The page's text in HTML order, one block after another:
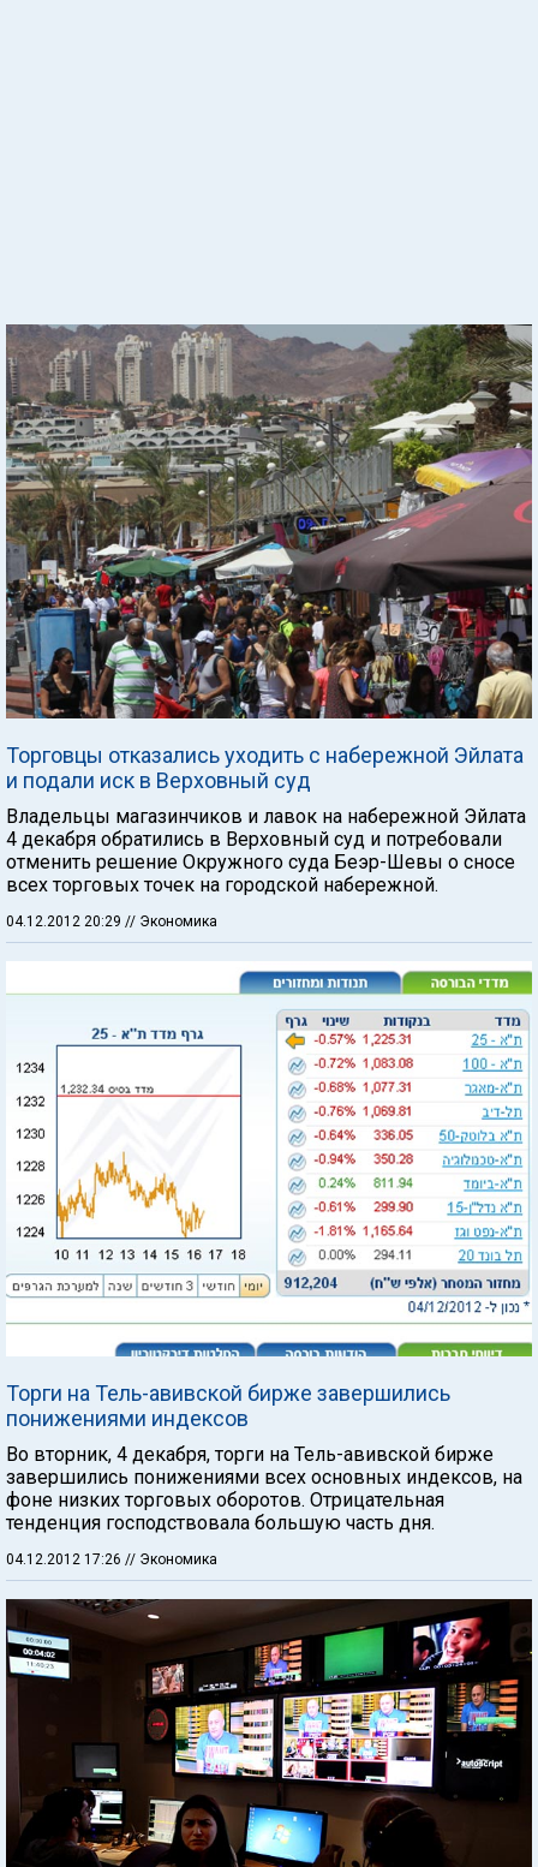
Торговцы отказались уходить с набережной Эйлата
и подали иск в Верховный суд
Владельцы магазинчиков и лавок на набережной Эйлата
4 декабря обратились в Верховный суд и потребовали
отменить решение Окружного суда Беэр-Шевы о сносе
всех торговых точек на городской набережной.
04.12.2012 20:29 // Экономика
Торги на Тель-авивской бирже завершились
понижениями индексов
Во вторник, 4 декабря, торги на Тель-авивской бирже
завершились понижениями всех основных индексов, на
фоне низких торговых оборотов. Отрицательная
тенденция господствовала большую часть дня.
04.12.2012 17:26 // Экономика